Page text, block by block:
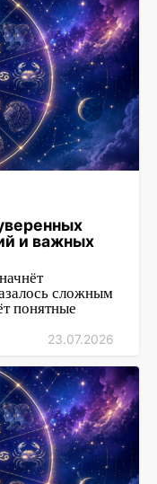
и важных
сложным
понятные
23.07.2026